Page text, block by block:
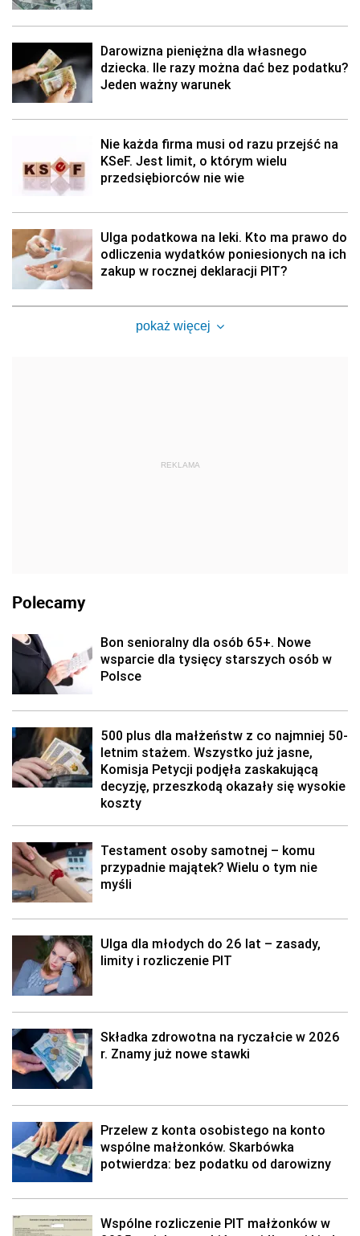
Darowizna pieniężna dla własnego
dziecka. Ile razy można dać bez podatku?
Jeden ważny warunek
Nie każda firma musi od razu przejść na
KSeF. Jest limit, o którym wielu
przedsiębiorców nie wie
Ulga podatkowa na leki. Kto ma prawo do
odliczenia wydatków poniesionych na ich
zakup w rocznej deklaracji PIT?
pokaż więcej
REKLAMA
Polecamy
Bon senioralny dla osób 65+. Nowe
wsparcie dla tysięcy starszych osób w
Polsce
500 plus dla małżeństw z co najmniej 50-
letnim stażem. Wszystko już jasne,
Komisja Petycji podjęła zaskakującą
decyzję, przeszkodą okazały się wysokie
koszty
Testament osoby samotnej – komu
przypadnie majątek? Wielu o tym nie
myśli
Ulga dla młodych do 26 lat – zasady,
limity i rozliczenie PIT
Składka zdrowotna na ryczałcie w 2026
r. Znamy już nowe stawki
Przelew z konta osobistego na konto
wspólne małżonków. Skarbówka
potwierdza: bez podatku od darowizny
Wspólne rozliczenie PIT małżonków w